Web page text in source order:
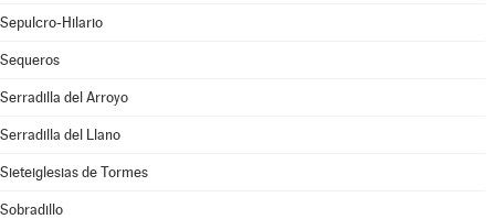
Sepulcro-Hilario
Sequeros
Serradilla del Arroyo
Serradilla del Llano
Sieteiglesias de Tormes
Sobradillo